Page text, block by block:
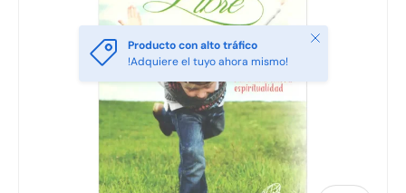
Producto con alto tráfico
!Adquiere el tuyo ahora mismo!
Cerrar